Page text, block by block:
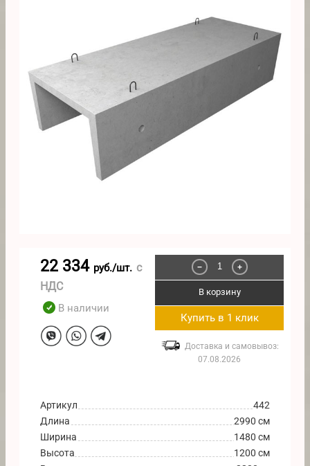
22 334 руб./шт. с
НДС
В наличии
− +
В корзину
Купить в 1 клик
Доставка и самовывоз:
07.08.2026
Артикул
442
Длина
2990 см
Ширина
1480 см
Высота
1200 см